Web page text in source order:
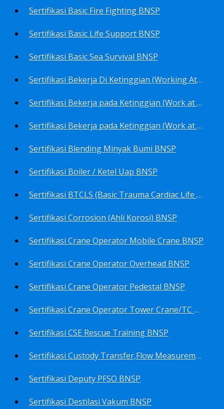
Sertifikasi Basic Fire Fighting BNSP
Sertifikasi Basic Life Support BNSP
Sertifikasi Basic Sea Survival BNSP
Sertifikasi Bekerja Di Ketinggian (Working At Height) BNSP
Sertifikasi Bekerja pada Ketinggian (Work at Height)-Competency person (TKPK-TK3) BNSP
Sertifikasi Bekerja pada Ketinggian (Work at Height)-Pekerja/Standby Person (TKBT-TK2) BNSP
Sertifikasi Blending Minyak Bumi BNSP
Sertifikasi Boiler / Ketel Uap BNSP
Sertifikasi BTCLS (Basic Trauma Cardiac Life Support) BNSP
Sertifikasi Corrosion (Ahli Korosi) BNSP
Sertifikasi Crane Operator Mobile Crane BNSP
Sertifikasi Crane Operator Overhead BNSP
Sertifikasi Crane Operator Pedestal BNSP
Sertifikasi Crane Operator Tower Crane/TC BNSP
Sertifikasi CSE Rescue Training BNSP
Sertifikasi Custody Transfer,Flow Measurement&Flow Meter (Harga Khusus) BNSP
Sertifikasi Deputy PFSO BNSP
Sertifikasi Destilasi Vakum BNSP